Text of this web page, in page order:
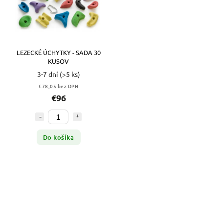
LEZECKÉ ÚCHYTKY - SADA 30
KUSOV
3-7 dní (>5 ks)
€78,05 bez DPH
€96
Do košíka